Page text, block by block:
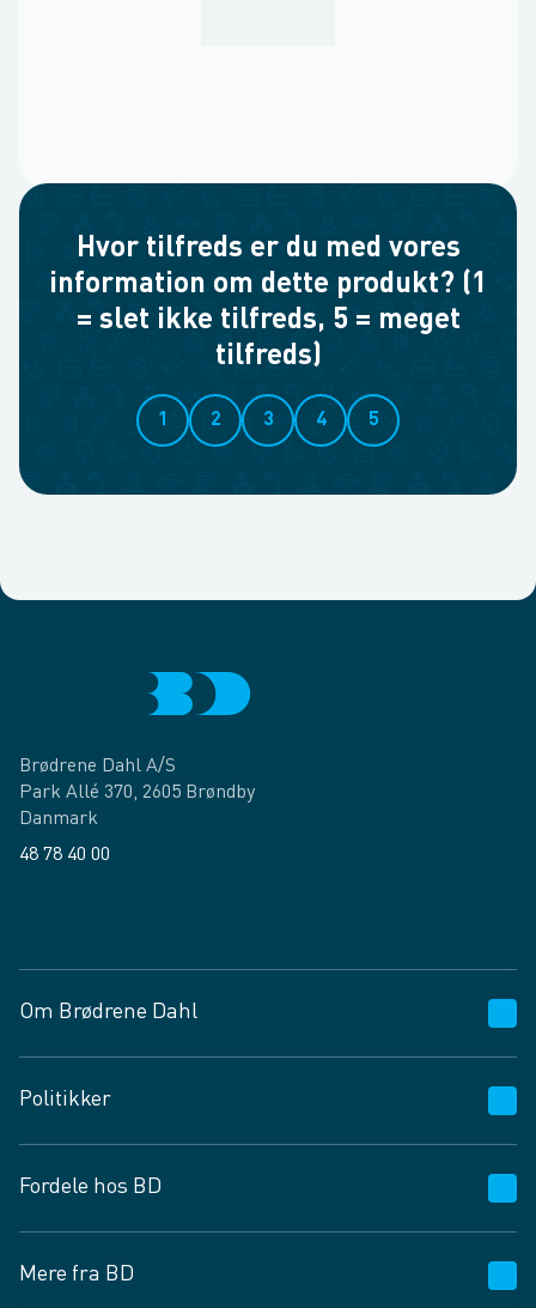
Hvor tilfreds er du med vores
information om dette produkt? (1
= slet ikke tilfreds, 5 = meget
tilfreds)
1 2 3 4 5
Brødrene Dahl A/S
Park Allé 370, 2605 Brøndby
Danmark
48 78 40 00
Om Brødrene Dahl
Vagttelefon 30 10 89 89
Spørgsmål og svar
Job og karriere
Fødevarekontrolrapport
Politikker
Privatlivspolitik
Cookies
Vilkår og betingelser
Fordele hos BD
BD app
Mere fra BD